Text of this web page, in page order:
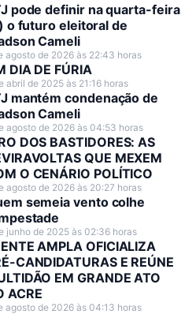
pode definir na quarta-feira
o futuro eleitoral de
Cameli
agosto de 2026 às 22:43 horas
DIA DE FÚRIA
abril de 2025 às 21:16 horas
mantém condenação de
Cameli
agosto de 2026 às 04:53 horas
DOS BASTIDORES: AS
QUE MEXEM
O CENÁRIO POLÍTICO
agosto de 2026 às 20:27 horas
semeia vento colhe
junho de 2025 às 02:36 horas
AMPLA OFICIALIZA
CANDIDATURAS E REÚNE
EM GRANDE ATO
ACRE
agosto de 2026 às 04:13 horas